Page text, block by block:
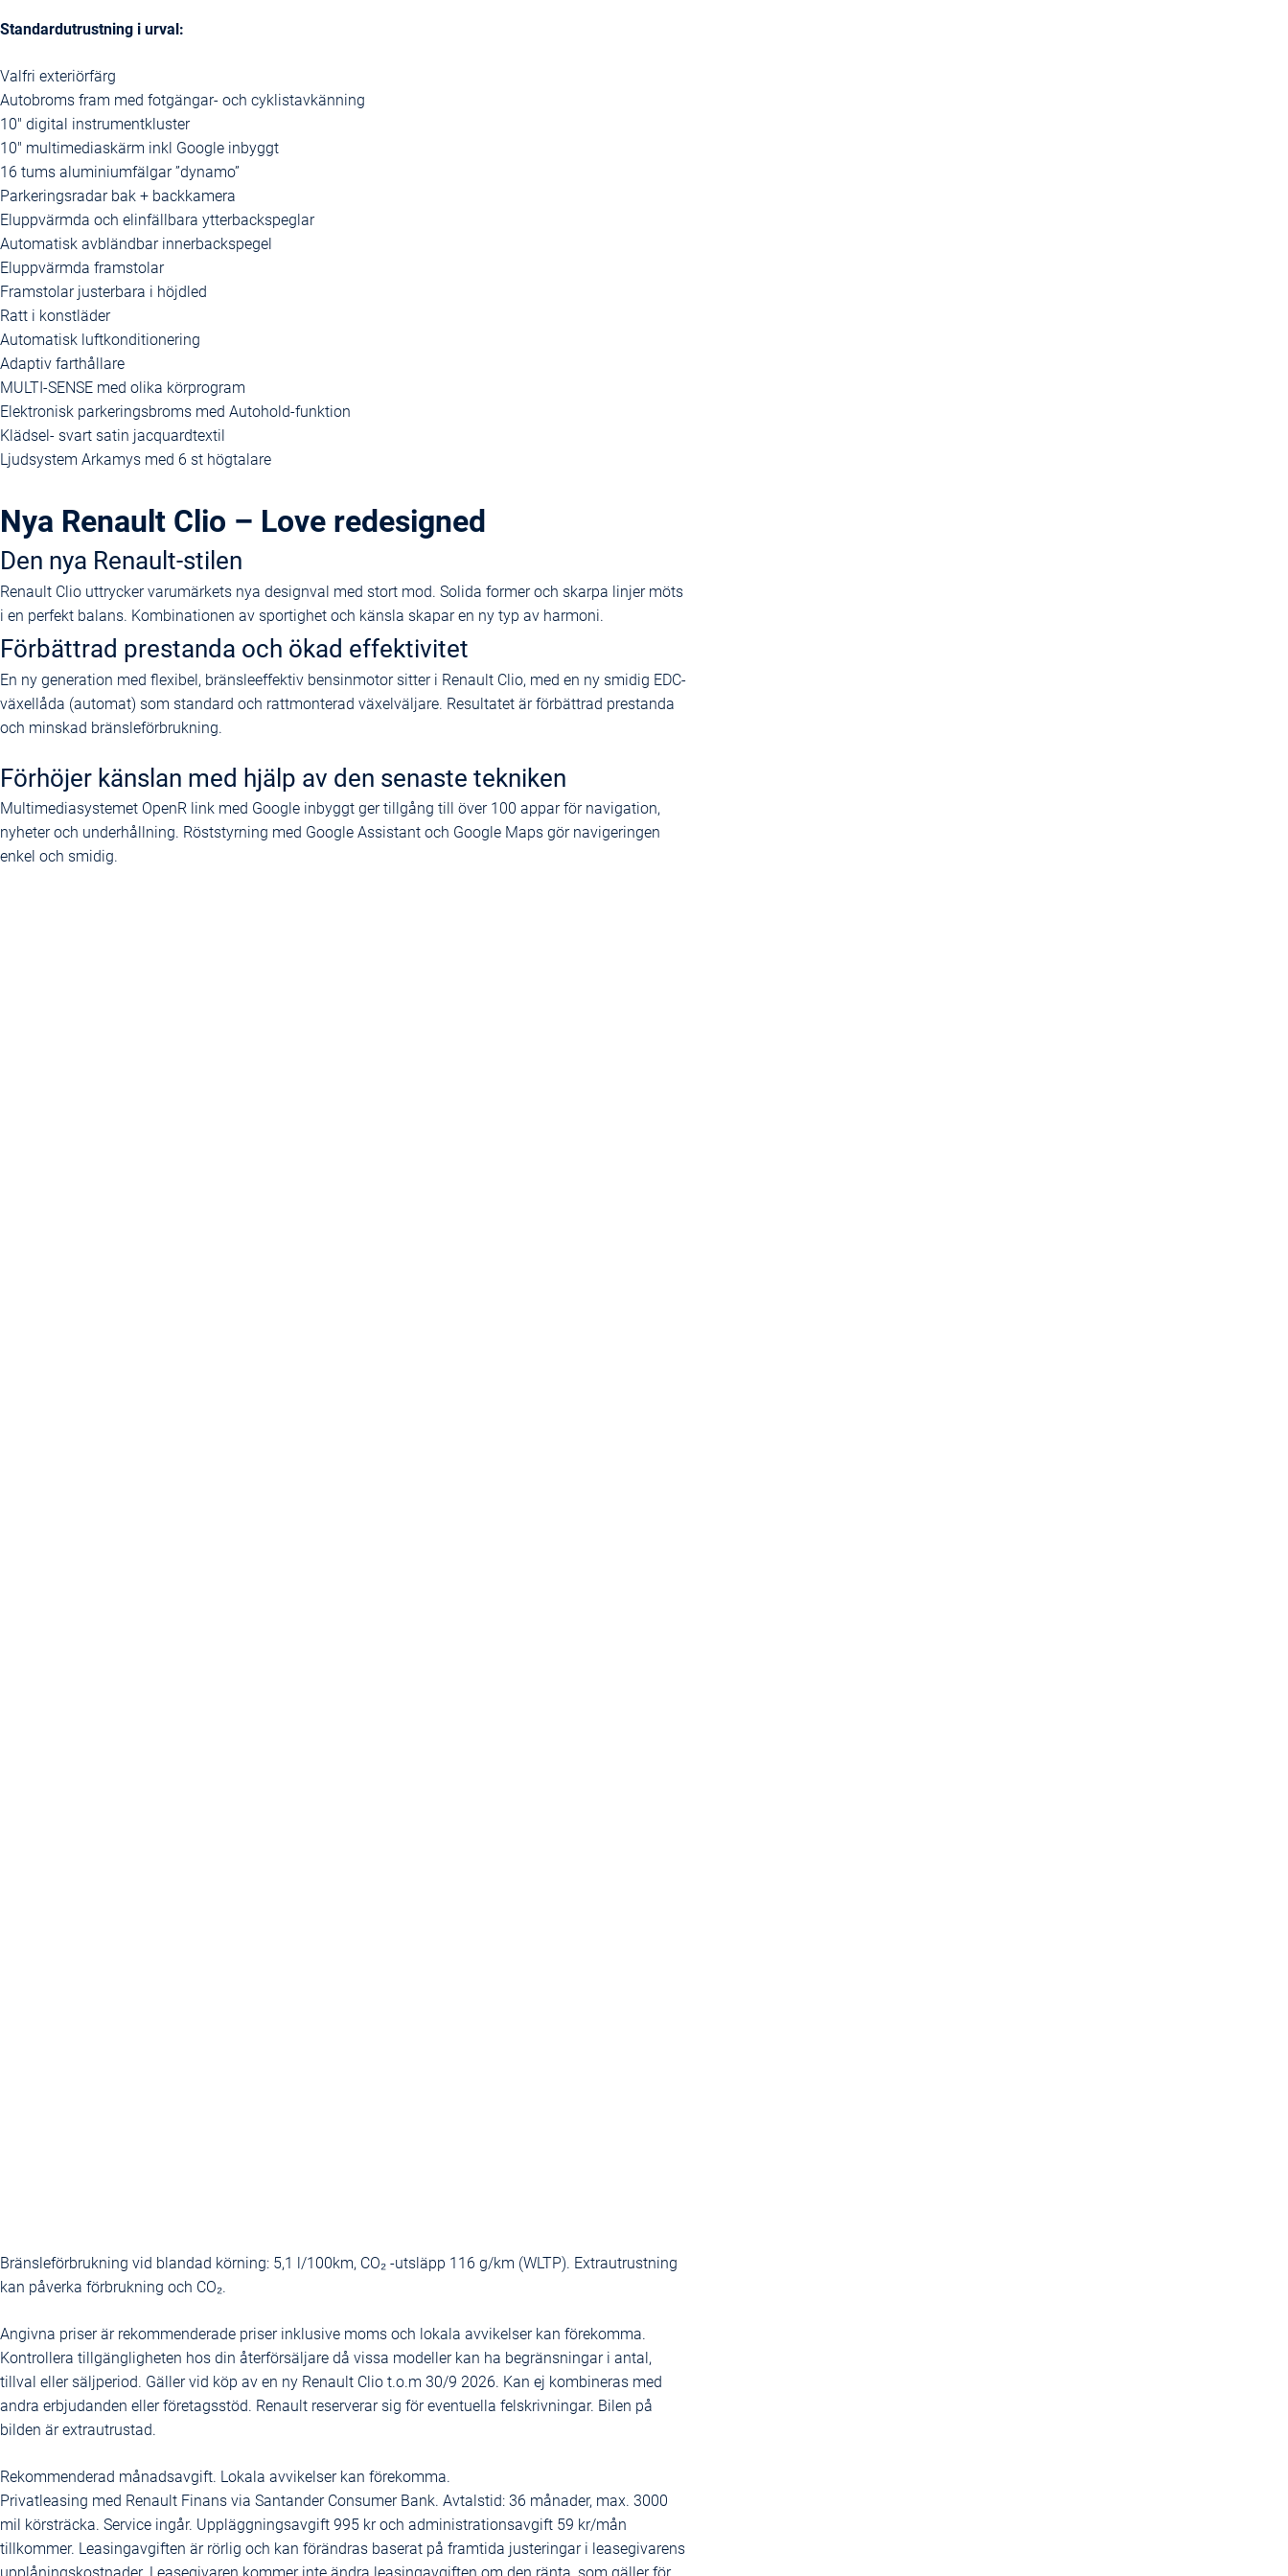
Standardutrustning i urval:
Valfri exteriörfärg
Autobroms fram med fotgängar- och cyklistavkänning
10″ digital instrumentkluster
10″ multimediaskärm inkl Google inbyggt
16 tums aluminiumfälgar ”dynamo”
Parkeringsradar bak + backkamera
Eluppvärmda och elinfällbara ytterbackspeglar
Automatisk avbländbar innerbackspegel
Eluppvärmda framstolar
Framstolar justerbara i höjdled
Ratt i konstläder
Automatisk luftkonditionering
Adaptiv farthållare
MULTI-SENSE med olika körprogram
Elektronisk parkeringsbroms med Autohold-funktion
Klädsel- svart satin jacquardtextil
Ljudsystem Arkamys med 6 st högtalare
Nya Renault Clio – Love redesigned
Den nya Renault-stilen
Renault Clio uttrycker varumärkets nya designval med stort mod. Solida former och skarpa linjer möts
i en perfekt balans. Kombinationen av sportighet och känsla skapar en ny typ av harmoni.
Förbättrad prestanda och ökad effektivitet
En ny generation med flexibel, bränsleeffektiv bensinmotor sitter i Renault Clio, med en ny smidig EDC-
växellåda (automat) som standard och rattmonterad växelväljare. Resultatet är förbättrad prestanda
och minskad bränsleförbrukning.
Förhöjer känslan med hjälp av den senaste tekniken
Multimediasystemet OpenR link med Google inbyggt ger tillgång till över 100 appar för navigation,
nyheter och underhållning. Röststyrning med Google Assistant och Google Maps gör navigeringen
enkel och smidig.
Bränsleförbrukning vid blandad körning: 5,1 l/100km, CO₂ -utsläpp 116 g/km (WLTP). Extrautrustning
kan påverka förbrukning och CO₂.
Angivna priser är rekommenderade priser inklusive moms och lokala avvikelser kan förekomma.
Kontrollera tillgängligheten hos din återförsäljare då vissa modeller kan ha begränsningar i antal,
tillval eller säljperiod. Gäller vid köp av en ny Renault Clio t.o.m 30/9 2026. Kan ej kombineras med
andra erbjudanden eller företagsstöd. Renault reserverar sig för eventuella felskrivningar. Bilen på
bilden är extrautrustad.
Rekommenderad månadsavgift. Lokala avvikelser kan förekomma.
Privatleasing med Renault Finans via Santander Consumer Bank. Avtalstid: 36 månader, max. 3000
mil körsträcka. Service ingår. Uppläggningsavgift 995 kr och administrationsavgift 59 kr/mån
tillkommer. Leasingavgiften är rörlig och kan förändras baserat på framtida justeringar i leasegivarens